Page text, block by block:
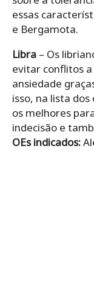
essas
e Bergamota.
Libra – Os
evitar conflitos
ansiedade
isso, na lista dos
os melhores
indecisão e
OEs indicados: